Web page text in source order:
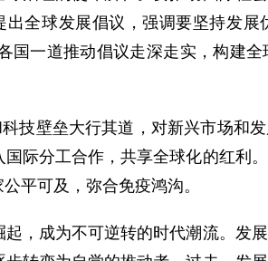
出全球发展倡议，强调要坚持发
一道推动倡议走深走实，构建
技壁垒大行其道，对新兴市场和
际分工合作，共享全球化的红利
平可及，弥合免疫鸿沟。
，成为不可逆转的时代潮流。发